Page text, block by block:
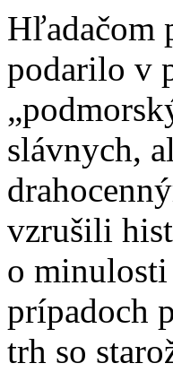
Hľadačom
podarilo v
slávnych,
vzrušili
o
prípadoch
trh so